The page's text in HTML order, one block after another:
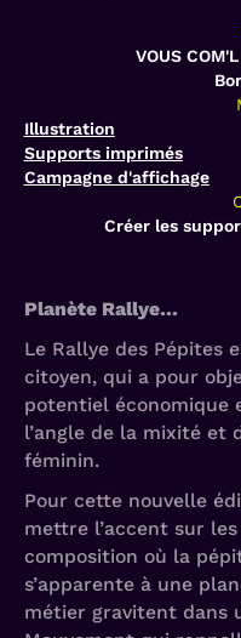
VOUS
Illustration
Supports imprimés
Campagne d'affichage
Créer les
Planète Rallye…
Le Rallye des Pépites
citoyen, qui a pour
potentiel économique
l’angle de la mixité et
féminin.
Pour cette nouvelle
mettre l’accent sur
composition où la
s’apparente à une
métier gravitent dans